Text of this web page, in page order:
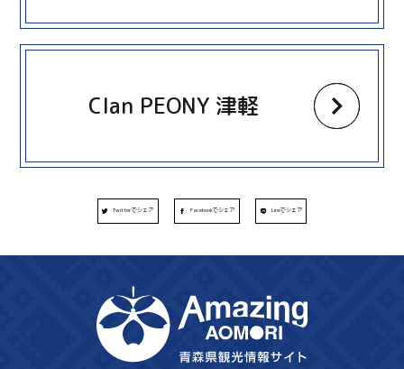
Clan PEONY 津軽
more
Twitterでシェア Facebookでシェア Lineでシェア